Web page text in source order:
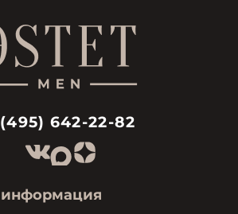
642-22-82